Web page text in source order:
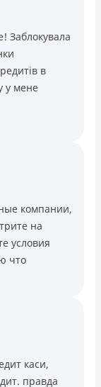
Заблокувала
в
у мене
компании,
на
условия
что
каси,
правда